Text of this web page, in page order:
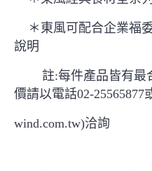
＊東風可配合企業福
說明
註:每件產品皆有最
價請以電話02-25565877
wind.com.tw)洽詢